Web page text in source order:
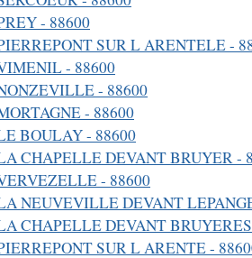
- 88600
SUR L ARENTELE -
- 88600
- 88600
- 88600
BOULAY - 88600
CHAPELLE DEVANT BRUYER -
- 88600
NEUVEVILLE DEVANT
CHAPELLE DEVANT
SUR L ARENTE -